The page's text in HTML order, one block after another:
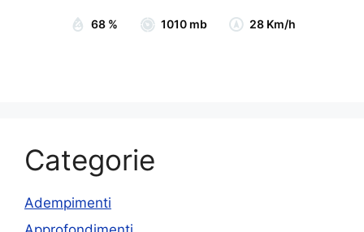
68 % 1010 mb 28 Km/h
Categorie
Adempimenti